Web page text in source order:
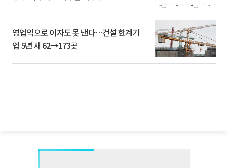
영업익으로 이자도 못 낸다…건설 한계기
업 5년 새 62→173곳